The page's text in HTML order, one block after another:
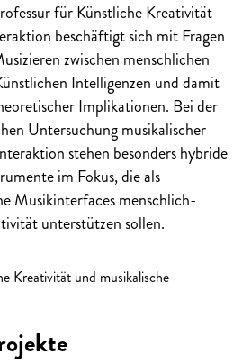
für Künstliche Kreativität
beschäftigt sich mit Fragen
zwischen menschlichen
Intelligenzen und damit
Implikationen. Bei der
Untersuchung musikalischer
stehen besonders hybride
im Fokus, die als
Musikinterfaces menschlich-
unterstützen sollen.
Kreativität und musikalische